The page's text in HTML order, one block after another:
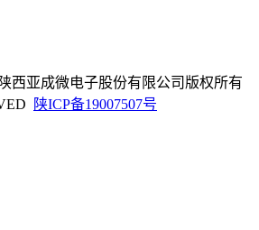
西亚成微电子股份有限公司版权所有
陕ICP备19007507号